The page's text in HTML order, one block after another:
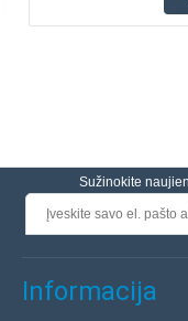
Sužinokite
Informacija